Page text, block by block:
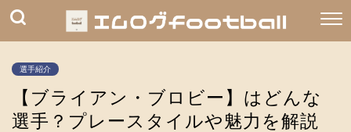
選手紹介
【ブライアン・ブロビー】はどんな
選手？プレースタイルや魅力を解説